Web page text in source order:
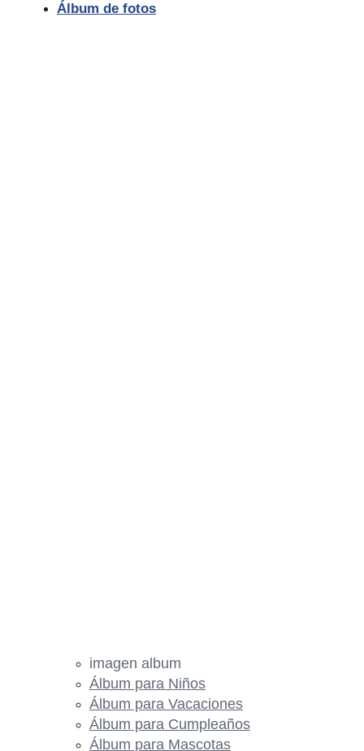
Álbum de fotos
imagen album
Álbum para Niños
Álbum para Vacaciones
Álbum para Cumpleaños
Álbum para Mascotas